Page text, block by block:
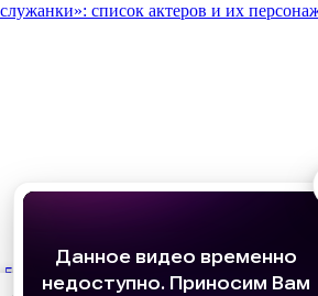
служанки»: список актеров и их
5 июля
Свадебный сезон: 10 самых